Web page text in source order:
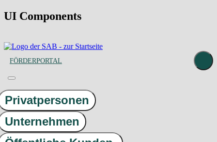
UI Components
FÖRDERPORTAL
Privatpersonen
Unternehmen